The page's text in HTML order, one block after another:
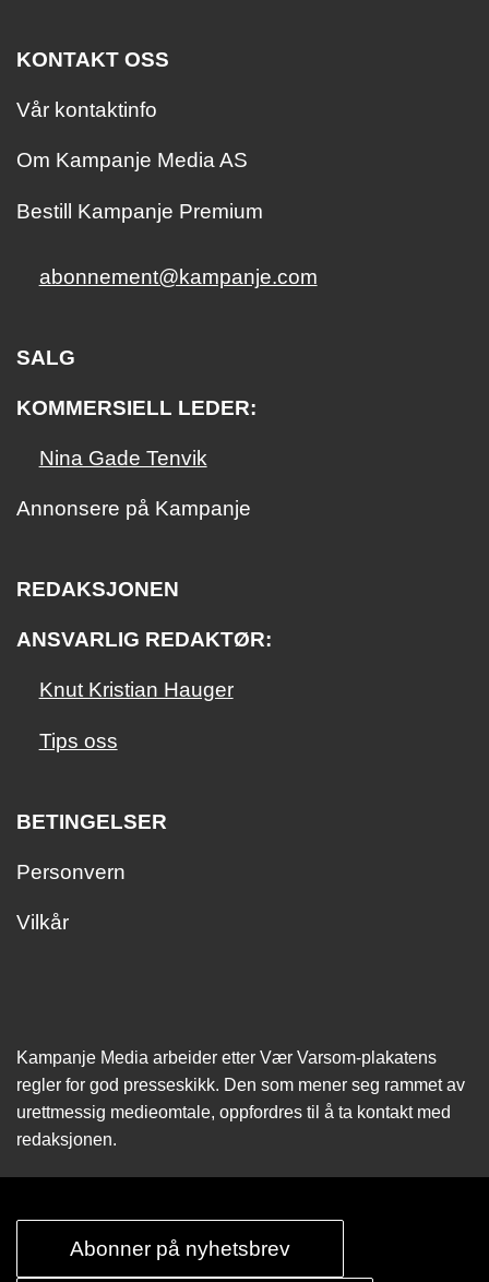
KONTAKT OSS
Vår kontaktinfo
Om Kampanje Media AS
Bestill Kampanje Premium
abonnement@kampanje.com
SALG
KOMMERSIELL LEDER:
Nina Gade Tenvik
Annonsere på Kampanje
REDAKSJONEN
ANSVARLIG REDAKTØR:
Knut Kristian Hauger
Tips oss
BETINGELSER
Personvern
Vilkår
Kampanje Media arbeider etter Vær Varsom-plakatens
regler for god presseskikk. Den som mener seg rammet av
urettmessig medie­omtale, oppfordres til å ta kontakt med
redaksjonen.
Abonner på nyhetsbrev